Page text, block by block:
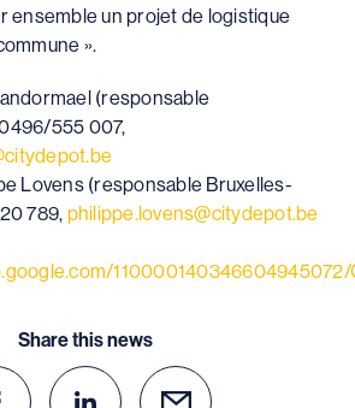
ensemble un projet de logistique
».
(responsable
555 007,
Lovens (responsable Bruxelles-
789, philippe.lovens@citydepot.be
Share this news